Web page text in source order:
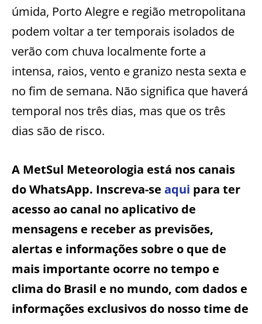
úmida, Porto Alegre e região metropolitana
podem voltar a ter temporais isolados de
verão com chuva localmente forte a
intensa, raios, vento e granizo nesta sexta e
no fim de semana. Não significa que haverá
temporal nos três dias, mas que os três
dias são de risco.
A MetSul Meteorologia está nos canais
do WhatsApp. Inscreva-se aqui para ter
acesso ao canal no aplicativo de
mensagens e receber as previsões,
alertas e informações sobre o que de
mais importante ocorre no tempo e
clima do Brasil e no mundo, com dados e
informações exclusivos do nosso time de